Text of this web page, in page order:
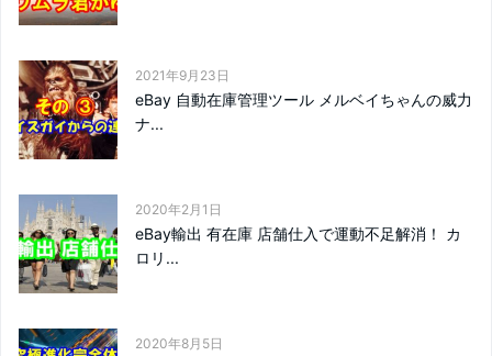
2021年9月23日
eBay 自動在庫管理ツール メルベイちゃんの威力
ナ...
2020年2月1日
eBay輸出 有在庫 店舗仕入で運動不足解消！ カ
ロリ...
2020年8月5日